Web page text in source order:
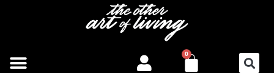
0 PANIER